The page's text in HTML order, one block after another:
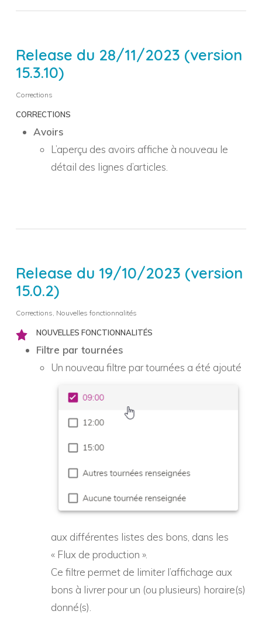
Release du 28/11/2023 (version
15.3.10)
Corrections
CORRECTIONS
Avoirs
L’aperçu des avoirs affiche à nouveau le
détail des lignes d’articles.
Release du 19/10/2023 (version
15.0.2)
Corrections, Nouvelles fonctionnalités
NOUVELLES FONCTIONNALITÉS
Filtre par tournées
Un nouveau filtre par tournées a été ajouté
aux différentes listes des bons, dans les
« Flux de production ».
Ce filtre permet de limiter l’affichage aux
bons à livrer pour un (ou plusieurs) horaire(s)
donné(s).